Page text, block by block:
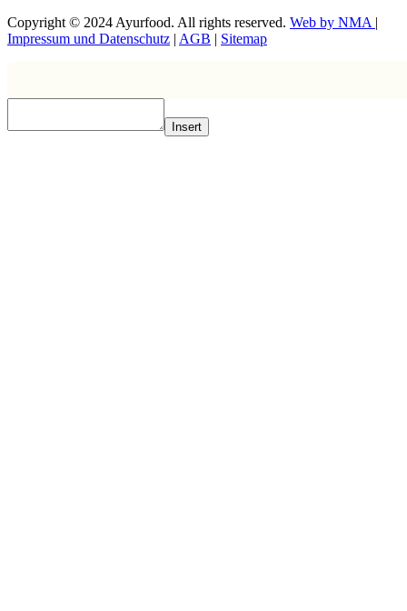
Copyright © 2024 Ayurfood. All rights reserved. Web by NMA |
Impressum und Datenschutz | AGB | Sitemap
Insert